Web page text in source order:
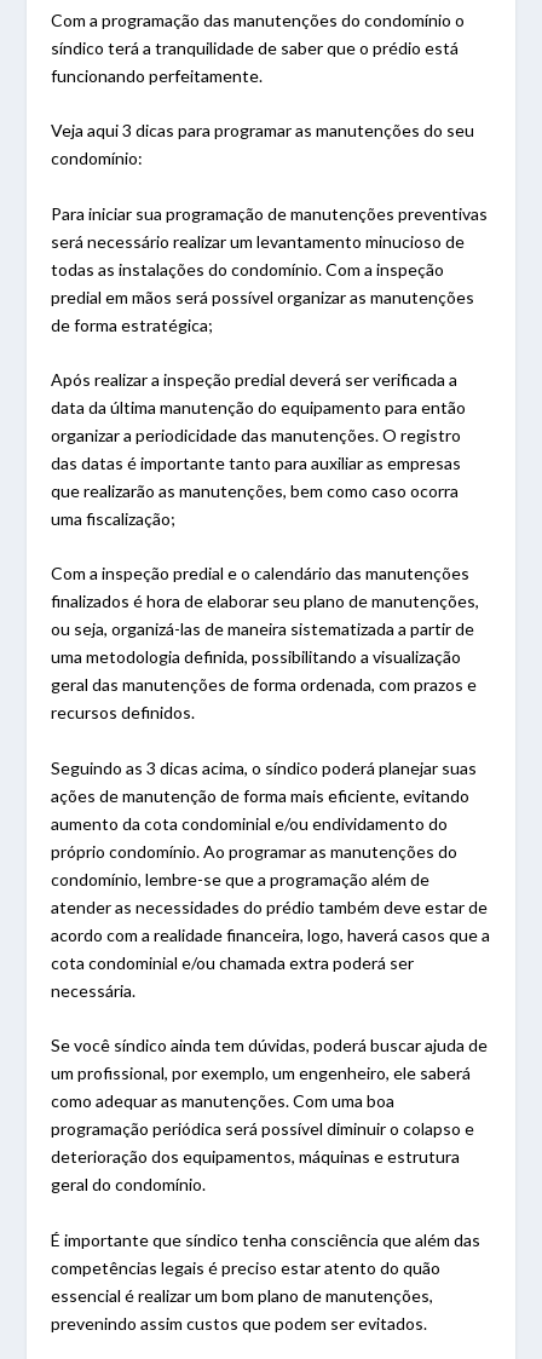
Com a programação das manutenções do condomínio o
síndico terá a tranquilidade de saber que o prédio está
funcionando perfeitamente.
Veja aqui 3 dicas para programar as manutenções do seu
condomínio:
Para iniciar sua programação de manutenções preventivas
será necessário realizar um levantamento minucioso de
todas as instalações do condomínio. Com a inspeção
predial em mãos será possível organizar as manutenções
de forma estratégica;
Após realizar a inspeção predial deverá ser verificada a
data da última manutenção do equipamento para então
organizar a periodicidade das manutenções. O registro
das datas é importante tanto para auxiliar as empresas
que realizarão as manutenções, bem como caso ocorra
uma fiscalização;
Com a inspeção predial e o calendário das manutenções
finalizados é hora de elaborar seu plano de manutenções,
ou seja, organizá-las de maneira sistematizada a partir de
uma metodologia definida, possibilitando a visualização
geral das manutenções de forma ordenada, com prazos e
recursos definidos.
Seguindo as 3 dicas acima, o síndico poderá planejar suas
ações de manutenção de forma mais eficiente, evitando
aumento da cota condominial e/ou endividamento do
próprio condomínio. Ao programar as manutenções do
condomínio, lembre-se que a programação além de
atender as necessidades do prédio também deve estar de
acordo com a realidade financeira, logo, haverá casos que a
cota condominial e/ou chamada extra poderá ser
necessária.
Se você síndico ainda tem dúvidas, poderá buscar ajuda de
um profissional, por exemplo, um engenheiro, ele saberá
como adequar as manutenções. Com uma boa
programação periódica será possível diminuir o colapso e
deterioração dos equipamentos, máquinas e estrutura
geral do condomínio.
É importante que síndico tenha consciência que além das
competências legais é preciso estar atento do quão
essencial é realizar um bom plano de manutenções,
prevenindo assim custos que podem ser evitados.